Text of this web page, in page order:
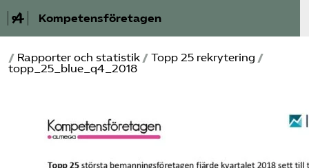
Kompetensföretagen
Aktuellt
Auktorisation
/ Rapporter och statistik / Topp 25 rekrytering /
topp_25_blue_q4_2018